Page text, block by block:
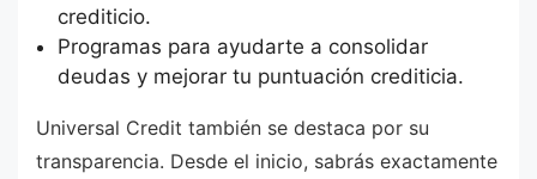
crediticio.
Programas para ayudarte a consolidar
deudas y mejorar tu puntuación crediticia.
Universal Credit también se destaca por su
transparencia. Desde el inicio, sabrás exactamente